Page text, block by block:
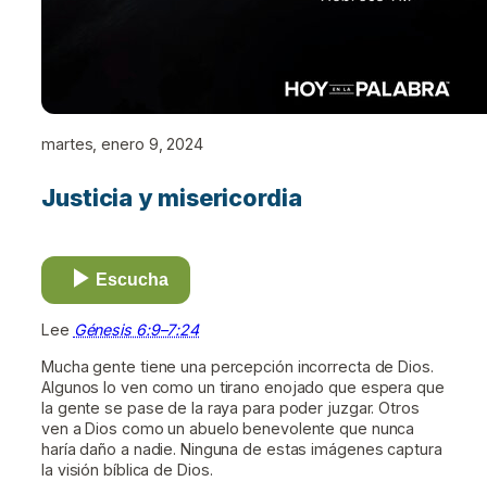
martes, enero 9, 2024
Justicia y misericordia
Escucha
Lee Génesis 6:9–7:24
Mucha gente tiene una percepción incorrecta de Dios.
Algunos lo ven como un tirano enojado que espera que
la gente se pase de la raya para poder juzgar. Otros
ven a Dios como un abuelo benevolente que nunca
haría daño a nadie. Ninguna de estas imágenes captura
la visión bíblica de Dios.